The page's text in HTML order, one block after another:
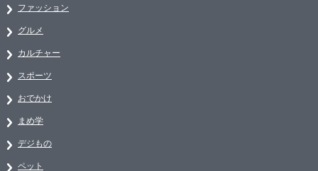
ファッション
グルメ
カルチャー
スポーツ
おでかけ
まめ学
デジもの
ペット